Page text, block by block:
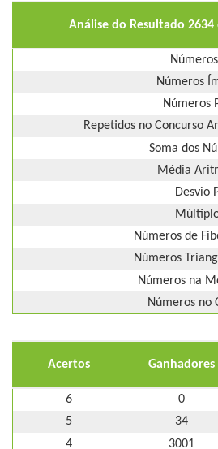
Análise do Resultado 2634
Números
Números
Repetidos no Concurso
Soma dos
Média
Desvio
Números de
Números
Números na
Números no
Acertos Ganhadores
6 0
5
34
4
3001